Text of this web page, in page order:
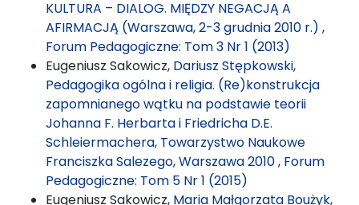
KULTURA – DIALOG. MIĘDZY NEGACJĄ A
AFIRMACJĄ (Warszawa, 2-3 grudnia 2010 r.) ,
Forum Pedagogiczne: Tom 3 Nr 1 (2013)
Eugeniusz Sakowicz, Dariusz Stępkowski,
Pedagogika ogólna i religia. (Re)konstrukcja
zapomnianego wątku na podstawie teorii
Johanna F. Herbarta i Friedricha D.E.
Schleiermachera, Towarzystwo Naukowe
Franciszka Salezego, Warszawa 2010, Forum
Pedagogiczne: Tom 5 Nr 1 (2015)
Eugeniusz Sakowicz, Maria Małgorzata Boużyk,